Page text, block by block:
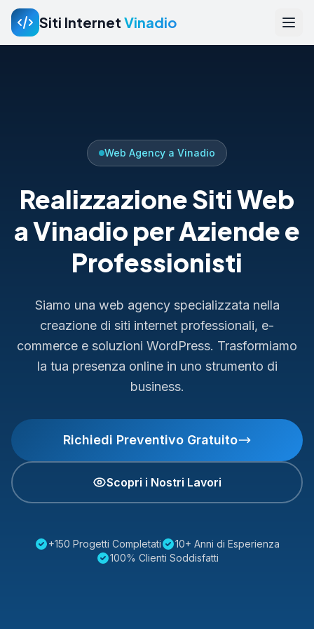
Siti Internet Vinadio
Web Agency a Vinadio
Realizzazione Siti Web
a Vinadio per Aziende e
Professionisti
Siamo una web agency specializzata nella
creazione di siti internet professionali, e-
commerce e soluzioni WordPress. Trasformiamo
la tua presenza online in uno strumento di
business.
Richiedi Preventivo Gratuito
Scopri i Nostri Lavori
+150 Progetti Completati
10+ Anni di Esperienza
100% Clienti Soddisfatti